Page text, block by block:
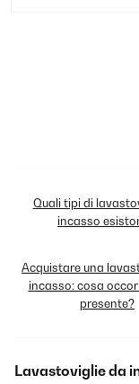
Quali tipi di
incasso
Acquistare una
incasso: cosa
presente?
Lavastoviglie da